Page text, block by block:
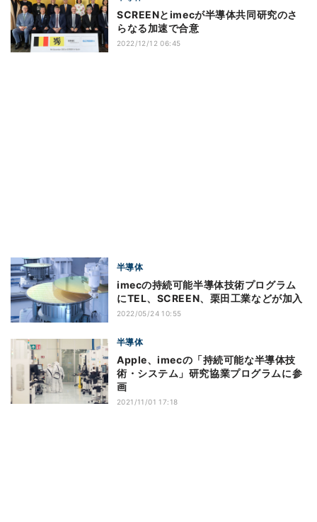
SCREENとimecが半導体共同研究のさ
らなる加速で合意
2022/12/12 06:45
半導体
imecの持続可能半導体技術プログラム
にTEL、SCREEN、栗田工業などが加入
2022/05/24 10:55
半導体
Apple、imecの「持続可能な半導体技
術・システム」研究協業プログラムに参
画
2021/11/01 17:18